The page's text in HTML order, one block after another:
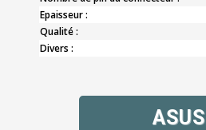
Epaisseur :
Qualité :
Divers :
ASUS